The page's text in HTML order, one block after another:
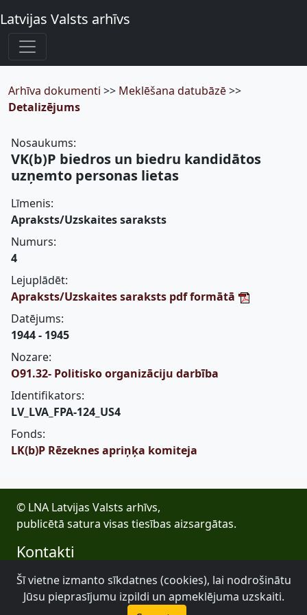
Latvijas Valsts arhīvs
Arhīva dokumenti >> Meklēšana datubāzē>>
Detalizējums
Nosaukums:
VK(b)P biedros un biedru kandidātos
uzņemto personas lietas
Līmenis:
Apraksts/Uzskaites saraksts
Numurs:
4
Lejuplādēt:
Apraksts/Uzskaites saraksts pdf formātā
Datējums:
1944 - 1945
Nozare:
O91.32- Politisko organizāciju darbība
Identifikators:
LV_LVA_FPA-124_US4
Fonds:
LK(b)P Rēzeknes apriņķa komiteja
© LNA Latvijas Valsts arhīvs,
publicētā satura visas tiesības aizsargātas.
Kontakti
E-pasts: lva@arhivi.gov.lv
Tālrunis: +371 20027447
Bezdelīgu 1A, Rīga
Šī vietne izmanto sīkdatnes (cookies), lai nodrošinātu
Jūsu pieprasījumu izpildi un apmeklējuma uzskaiti.